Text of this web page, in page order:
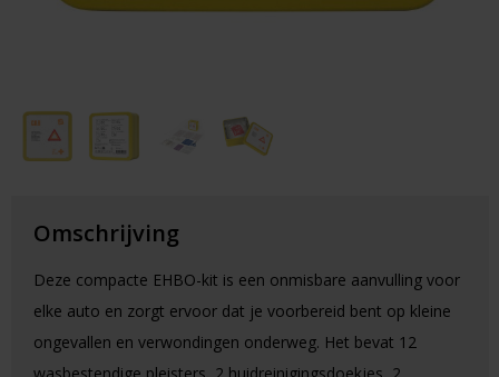
Cadeaubonnen
Omschrijving
Deze compacte EHBO-kit is een onmisbare aanvulling voor
elke auto en zorgt ervoor dat je voorbereid bent op kleine
ongevallen en verwondingen onderweg. Het bevat 12